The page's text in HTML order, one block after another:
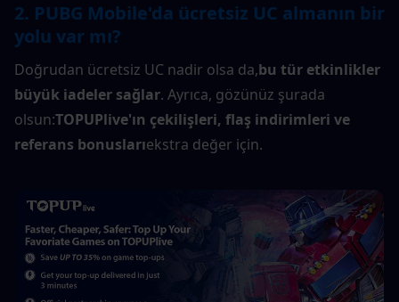
2. PUBG Mobile'da ücretsiz UC almanın bir
yolu var mı?
Doğrudan ücretsiz UC nadir olsa da,bu tür etkinlikler
büyük iadeler sağlar. Ayrıca, gözünüz şurada
olsun:TOPUPlive'ın çekilişleri, flaş indirimleri ve
referans bonuslarıekstra değer için.